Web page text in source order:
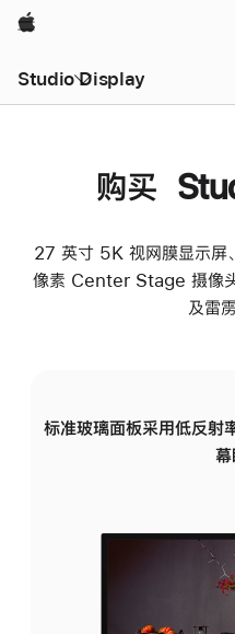
Apple
Studio Display
购买
27 英寸 5K 视网膜显示屏
像素 Center Stage 摄像头
及雷
标准玻璃面板采用低反射
幕